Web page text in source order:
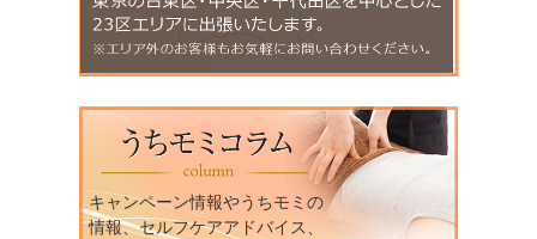
キャンペーン情報やうちモミの
情報、セルフケアアドバイス、